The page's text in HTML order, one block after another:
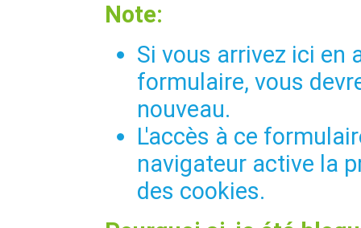
Note:
Si vous arrivez ici en
formulaire, vous
nouveau.
L'accès à ce
navigateur active la
des cookies.